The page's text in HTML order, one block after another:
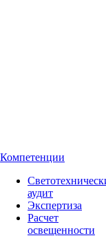
Компетенции
аудит
Экспертиза
Расчет
освещенности